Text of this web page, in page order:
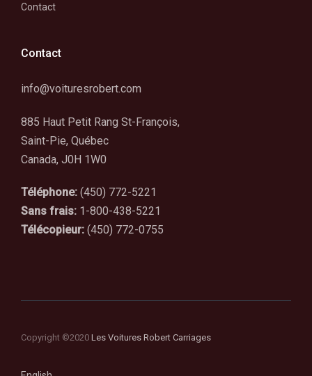
Contact
Contact
info@voituresrobert.com
885 Haut Petit Rang St-François,
Saint-Pie, Québec
Canada, J0H 1W0
Téléphone: (450) 772-5221
Sans frais: 1-800-438-5221
Télécopieur: (450) 772-0755
Copyright ©2020 Les Voitures Robert Carriages